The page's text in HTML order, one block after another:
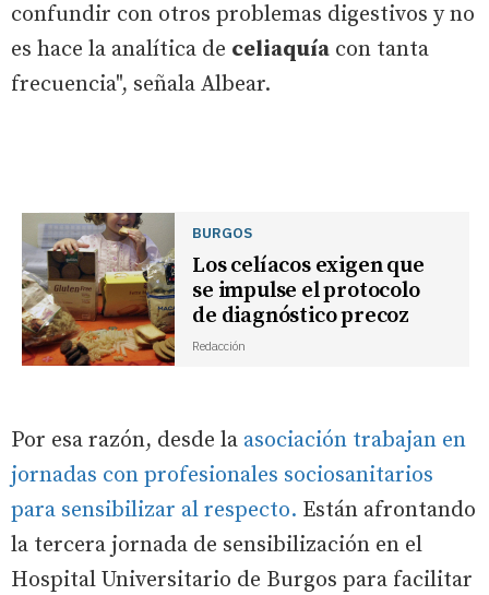
confundir con otros problemas digestivos y no
es hace la analítica de celiaquía con tanta
frecuencia", señala Albear.
BURGOS
Los celíacos exigen que
se impulse el protocolo
de diagnóstico precoz
Redacción
Por esa razón, desde la asociación trabajan en
jornadas con profesionales sociosanitarios
para sensibilizar al respecto. Están afrontando
la tercera jornada de sensibilización en el
Hospital Universitario de Burgos para facilitar